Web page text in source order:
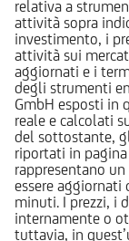
relativa a
attività sopra
investimento, i
attività sui
aggiornati e i
degli strumenti
GmbH esposti in
reale e calcolati
del sottostante,
riportati in
rappresentano
essere
minuti. I prezzi, i
internamente o
tuttavia, in